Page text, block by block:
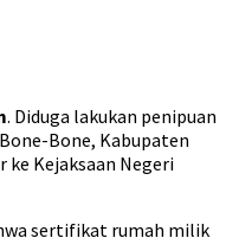
. Diduga lakukan penipuan
Bone, Kabupaten
ke Kejaksaan Negeri
sertifikat rumah milik